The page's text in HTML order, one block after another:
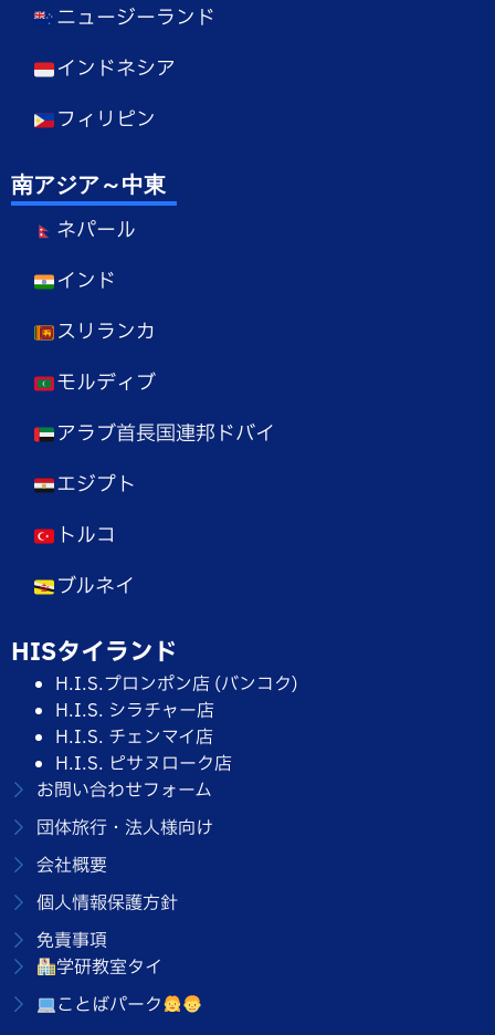
ニュージーランド
インドネシア
フィリピン
南アジア～中東
ネパール
インド
スリランカ
モルディブ
アラブ首長国連邦ドバイ
エジプト
トルコ
ブルネイ
HISタイランド
H.I.S.プロンポン店 (バンコク)
H.I.S. シラチャー店
H.I.S. チェンマイ店
H.I.S. ピサヌローク店
お問い合わせフォーム
団体旅行・法人様向け
会社概要
個人情報保護方針
免責事項
学研教室タイ
ことばパーク